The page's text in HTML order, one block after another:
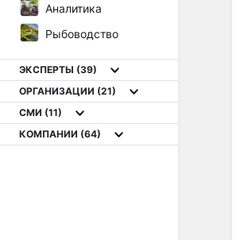
Аналитика
Рыбоводство
ЭКСПЕРТЫ (39)
ОРГАНИЗАЦИИ (21)
СМИ (11)
КОМПАНИИ (64)